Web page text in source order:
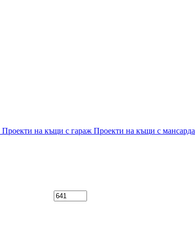
Проекти на къщи с гараж Проекти на къщи с мансарда